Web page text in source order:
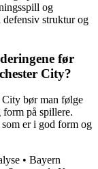
og
defensiv struktur og
før
City?
bør man følge
form på spillere.
er i god form og
• Bayern